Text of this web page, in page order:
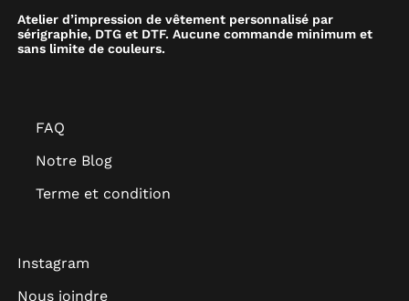
Atelier d’impression de vêtement personnalisé par
sérigraphie, DTG et DTF. Aucune commande minimum et
sans limite de couleurs.
FAQ
Notre Blog
Terme et condition
Instagram
Nous joindre